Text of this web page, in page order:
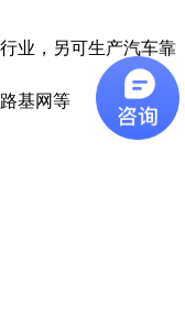
业，另可生产汽车靠
基网等